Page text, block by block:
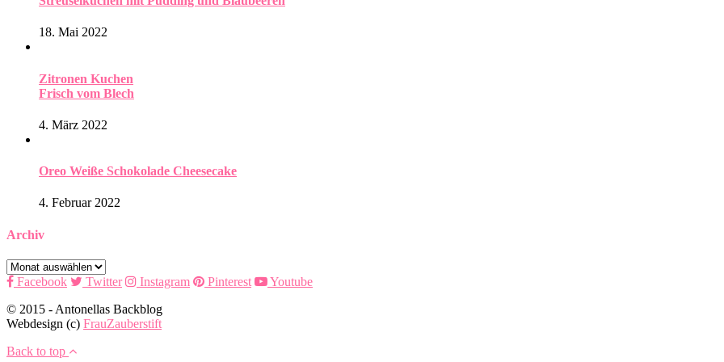
18. Mai 2022
Zitronen Kuchen
Frisch vom Blech
4. März 2022
Oreo Weiße Schokolade Cheesecake
4. Februar 2022
Archiv
Archiv
Facebook
Twitter Instagram Pinterest
Youtube
© 2015 - Antonellas Backblog
Webdesign (c) FrauZauberstift
Back to top